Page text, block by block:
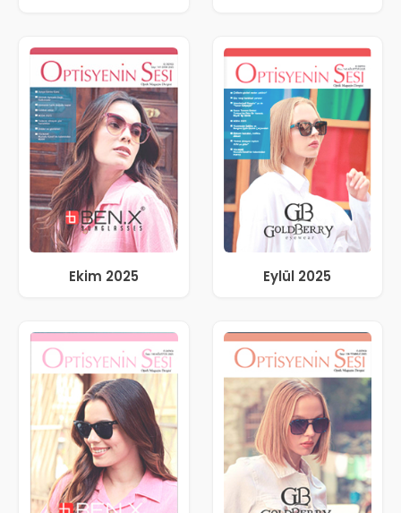
Ekim 2025 Eylül 2025